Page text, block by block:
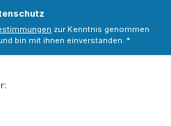
zur Kenntnis genommen
bin mit ihnen einverstanden. *